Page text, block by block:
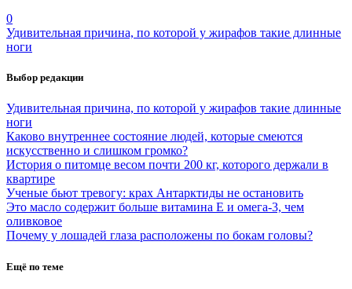
0
Удивительная причина, по которой у жирафов такие длинные
ноги
Выбор редакции
Удивительная причина, по которой у жирафов такие длинные
ноги
Каково внутреннее состояние людей, которые смеются
искусственно и слишком громко?
История о питомце весом почти 200 кг, которого держали в
квартире
Ученые бьют тревогу: крах Антарктиды не остановить
Это масло содержит больше витамина Е и омега-3, чем
оливковое
Почему у лошадей глаза расположены по бокам головы?
Ещё по теме